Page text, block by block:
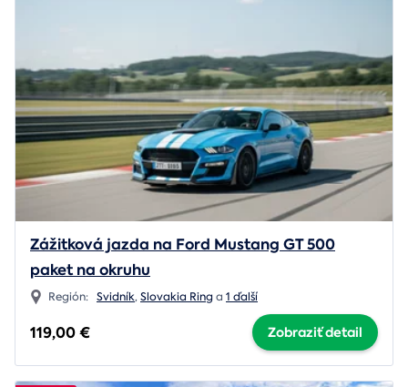
Zážitková jazda na Ford Mustang GT 500
paket na okruhu
Región: Svidník,Slovakia Ringa 1 ďalší
119,00 € Zobraziť detail